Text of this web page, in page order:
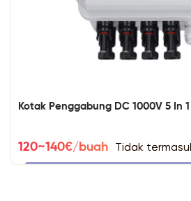
Kotak Penggabung DC 1000V 5 In
120~140€/buah Tidak